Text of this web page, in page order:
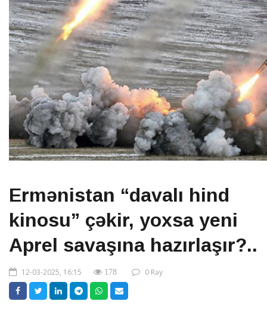
Ermənistan “davalı hind
kinosu” çəkir, yoxsa yeni
Aprel savaşına hazırlaşır?..
12-03-2025, 16:15 178 0 Rəy